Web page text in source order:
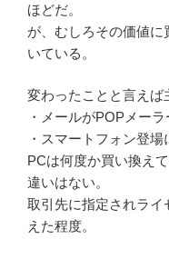
ほどだ。
が、むしろその価値
いている。
変わったことと言えば
・メールがPOPメー
・スマートフォン登
PCは何度か買い換え
違いはない。
取引先に指定されライ
えた程度。